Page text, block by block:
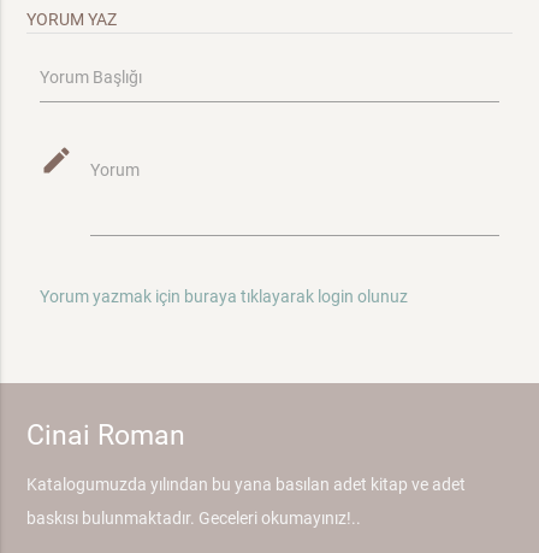
YORUM YAZ
Yorum Başlığı
mode_edit Yorum
Yorum yazmak için buraya tıklayarak login olunuz
Cinai Roman
Katalogumuzda yılından bu yana basılan adet kitap ve adet
baskısı bulunmaktadır. Geceleri okumayınız!..